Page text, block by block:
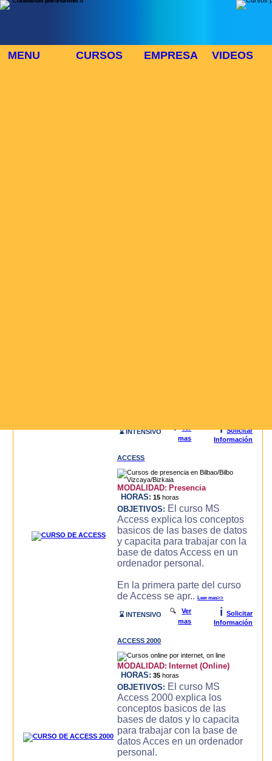
MENU CURSOS EMPRESA VIDEOS
⌛ INTENSIVO
mas
i Solicitar
Información
ACCESS
MODALIDAD: Presencia
HORAS: 15 horas
OBJETIVOS: El curso MS
Access explica los conceptos
basicos de las bases de datos
y capacita para trabajar con la
base de datos Access en un
ordenador personal.
En la primera parte del curso
de Access se apr..Leer mas>>
⌛ INTENSIVO 🔍Ver
mas
i
Solicitar
Información
ACCESS 2000
MODALIDAD: Internet (Online)
HORAS: 35 horas
OBJETIVOS: El curso MS
Access 2000 explica los
conceptos basicos de las
bases de datos y lo capacita
para trabajar con la base de
datos Acces en un ordenador
personal.